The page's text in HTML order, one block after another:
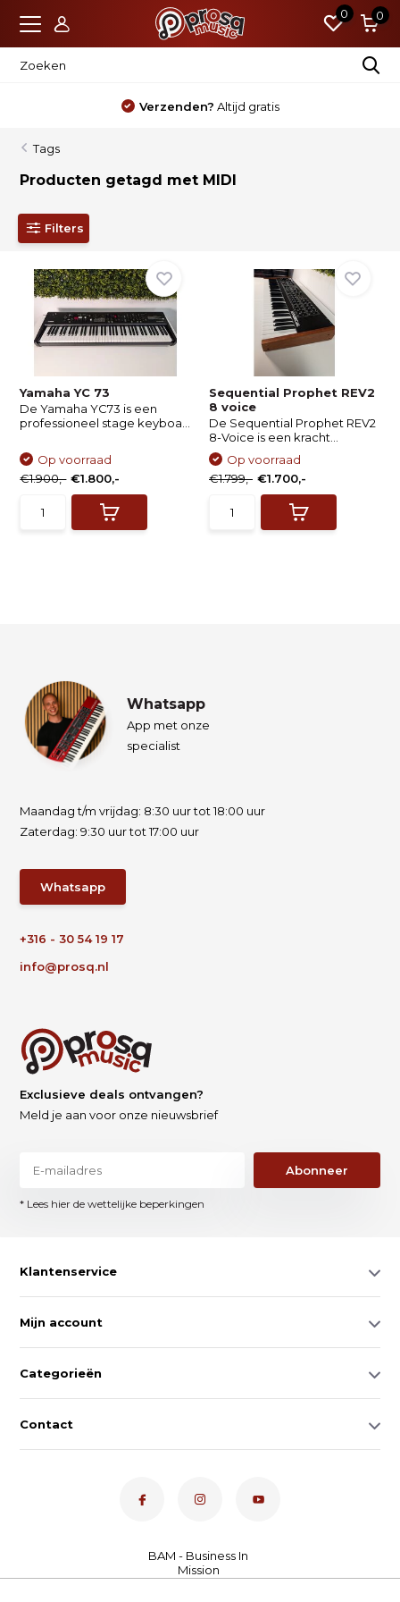
0 0
Verzenden? Altijd gratis
Tags
Producten getagd met MIDI
Filters
Yamaha YC 73
De Yamaha YC73 is een
professioneel stage keyboa...
Op voorraad
€1.900,- €1.800,-
Sequential Prophet REV2
8 voice
De Sequential Prophet REV2
8-Voice is een kracht...
Op voorraad
€1.799,- €1.700,-
Whatsapp
App met onze
specialist
Maandag t/m vrijdag: 8:30 uur tot 18:00 uur
Zaterdag: 9:30 uur tot 17:00 uur
Whatsapp
+316 - 30 54 19 17
info@prosq.nl
Exclusieve deals ontvangen?
Meld je aan voor onze nieuwsbrief
Abonneer
* Lees hier de wettelijke beperkingen
Klantenservice
Mijn account
Categorieën
Contact